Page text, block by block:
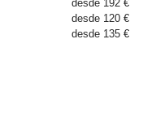
desde 192 €
desde 120 €
desde 135 €